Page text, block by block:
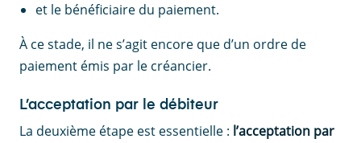
et le bénéficiaire du paiement.
À ce stade, il ne s’agit encore que d’un ordre de
paiement émis par le créancier.
L’acceptation par le débiteur
La deuxième étape est essentielle : l’acceptation par